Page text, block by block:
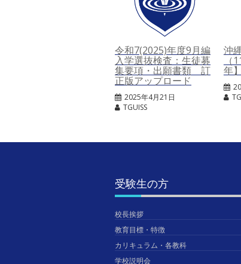
令和7(2025)年度9月編
入学選抜検査：生徒募
集要項・出願書類 訂
正版アップロード
2025年4月21日
TGUISS
沖
（
年
受験生の方
校長挨拶
教育目標・特徴
カリキュラム・各教科
学校説明会